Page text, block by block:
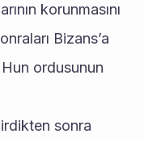
korunmasını
Bizans’a
ordusunun
sonra